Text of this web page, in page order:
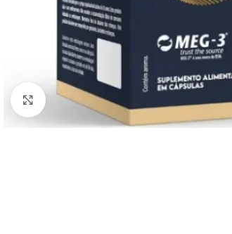
Clique para ampliar